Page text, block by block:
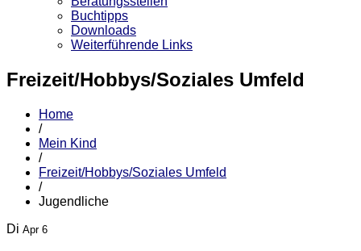
Buchtipps
Downloads
Weiterführende Links
Freizeit/Hobbys/Soziales Umfeld
Home
/
Mein Kind
/
Freizeit/Hobbys/Soziales Umfeld
/
Jugendliche
Di Apr 6